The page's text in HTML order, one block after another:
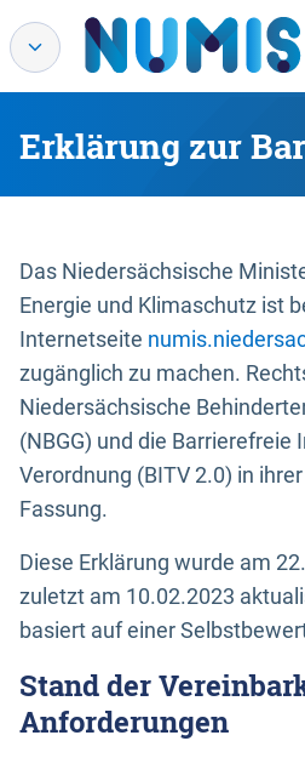
Erklärung zur
Das Niedersächsische
Energie und Klimaschutz ist
Internetseite
zugänglich zu machen.
Niedersächsische
(NBGG) und die
Verordnung (BITV 2.0) in
Fassung.
Diese Erklärung wurde am
zuletzt am 10.02.2023
basiert auf einer
Stand der
Anforderungen